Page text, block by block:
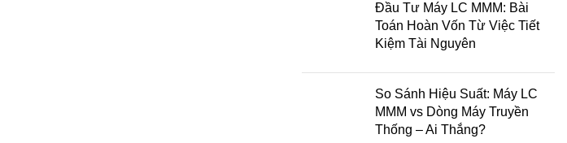
Đầu Tư Máy LC MMM: Bài
Toán Hoàn Vốn Từ Việc Tiết
Kiệm Tài Nguyên
So Sánh Hiệu Suất: Máy LC
MMM vs Dòng Máy Truyền
Thống – Ai Thắng?